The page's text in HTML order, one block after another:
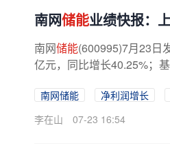
南网储能业绩快报：
南网储能(600995)7月23日
亿元，同比增长40.25%；
南网储能 净利润增长
李在山
07-23 16:54